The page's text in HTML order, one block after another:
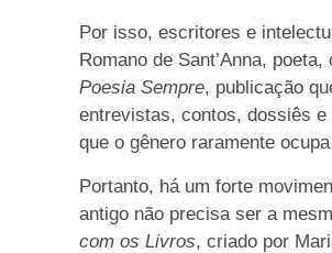
Por isso, escritores e
Romano de Sant’Anna,
Poesia Sempre, publicação
entrevistas, contos, dossiês
que o gênero raramente
Portanto, há um forte
antigo não precisa ser a
com os Livros, criado por